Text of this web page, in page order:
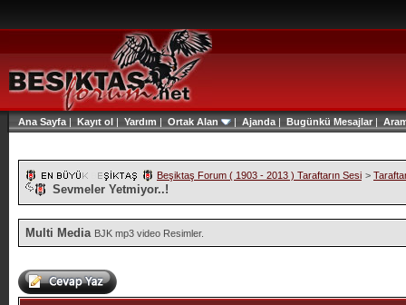
Ana Sayfa | Kayıt ol | Yardım | Ortak Alan | Ajanda | Bugünkü Mesajlar|
Beşiktaş Forum ( 1903 - 2013 ) Taraftarın Sesi >
Sevmeler Yetmiyor..!
Multi Media BJK mp3 video Resimler.